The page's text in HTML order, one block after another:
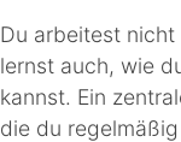
Du arbeitest nicht
lernst auch, wie
kannst. Ein
die du